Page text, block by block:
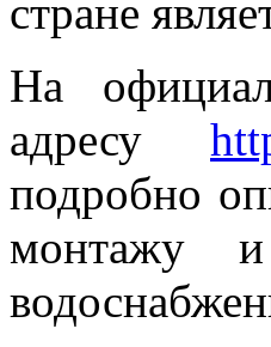
стране
На
адресу
подробно
монтажу и